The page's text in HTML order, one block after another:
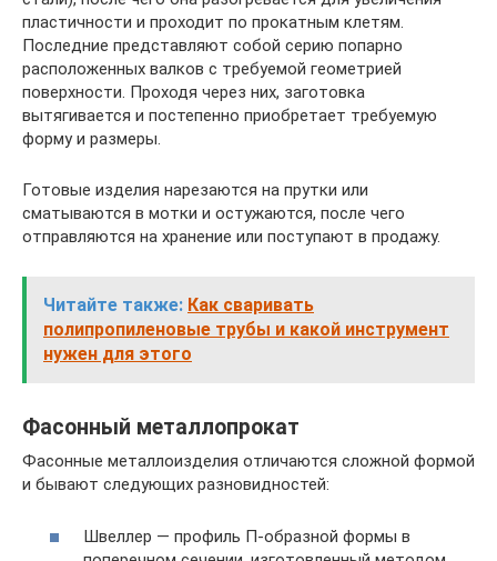
пластичности и проходит по прокатным клетям.
Последние представляют собой серию попарно
расположенных валков с требуемой геометрией
поверхности. Проходя через них, заготовка
вытягивается и постепенно приобретает требуемую
форму и размеры.
Готовые изделия нарезаются на прутки или
сматываются в мотки и остужаются, после чего
отправляются на хранение или поступают в продажу.
Читайте также: Как сваривать
полипропиленовые трубы и какой инструмент
нужен для этого
Фасонный металлопрокат
Фасонные металлоизделия отличаются сложной формой
и бывают следующих разновидностей:
Швеллер — профиль П-образной формы в